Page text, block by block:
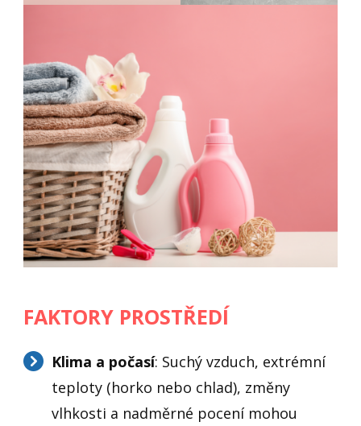
FAKTORY PROSTŘEDÍ
Klima a počasí: Suchý vzduch, extrémní
teploty (horko nebo chlad), změny
vlhkosti a nadměrné pocení mohou